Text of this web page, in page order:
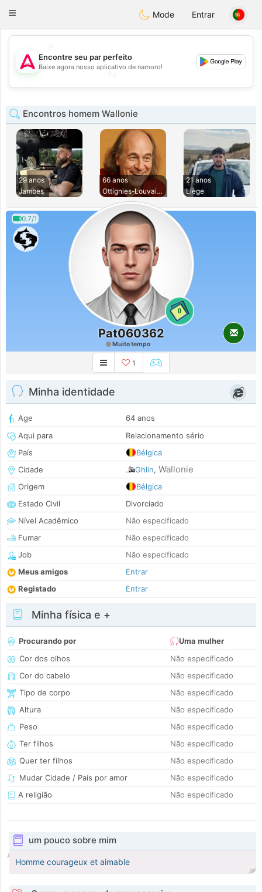
Tantôt
Toggle
Mode Entrar
💕
💕
Encontre seu par perfeito
Baixe agora nosso aplicativo de namoro!
Encontros homem Wallonie
29 anos
Jambes
66 anos
Ottignies-Louvain-
21 anos
Liège
0.7/1
0
Pat060362
Muito tempo
1
Minha identidade
Age
64 anos
Aqui para
Relacionamento sério
País
Bélgica
Cidade
Ghlin, Wallonie
Origem
Bélgica
Estado Civil
Divorciado
Nível Acadêmico
Não especificado
Fumar
Não especificado
Job
Não especificado
Meus amigos
Entrar
Registado
Entrar
Minha física e +
Procurando por
Uma mulher
Cor dos olhos
Não especificado
Cor do cabelo
Não especificado
Tipo de corpo
Não especificado
Altura
Não especificado
Peso
Não especificado
Ter filhos
Não especificado
Quer ter filhos
Não especificado
Mudar Cidade / País por amor
Não especificado
A religião
Não especificado
um pouco sobre mim
Homme courageux et aimable